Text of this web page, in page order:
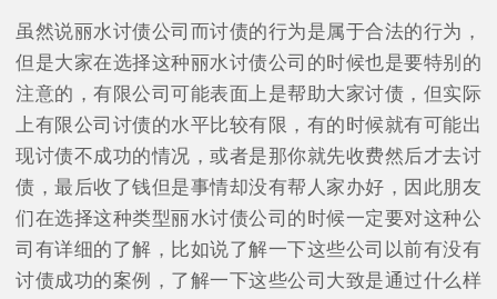
虽然说丽水讨债公司而讨债的行为是属于合法的行为，
但是大家在选择这种丽水讨债公司的时候也是要特别的
注意的，有限公司可能表面上是帮助大家讨债，但实际
上有限公司讨债的水平比较有限，有的时候就有可能出
现讨债不成功的情况，或者是那你就先收费然后才去讨
债，最后收了钱但是事情却没有帮人家办好，因此朋友
们在选择这种类型丽水讨债公司的时候一定要对这种公
司有详细的了解，比如说了解一下这些公司以前有没有
讨债成功的案例，了解一下这些公司大致是通过什么样